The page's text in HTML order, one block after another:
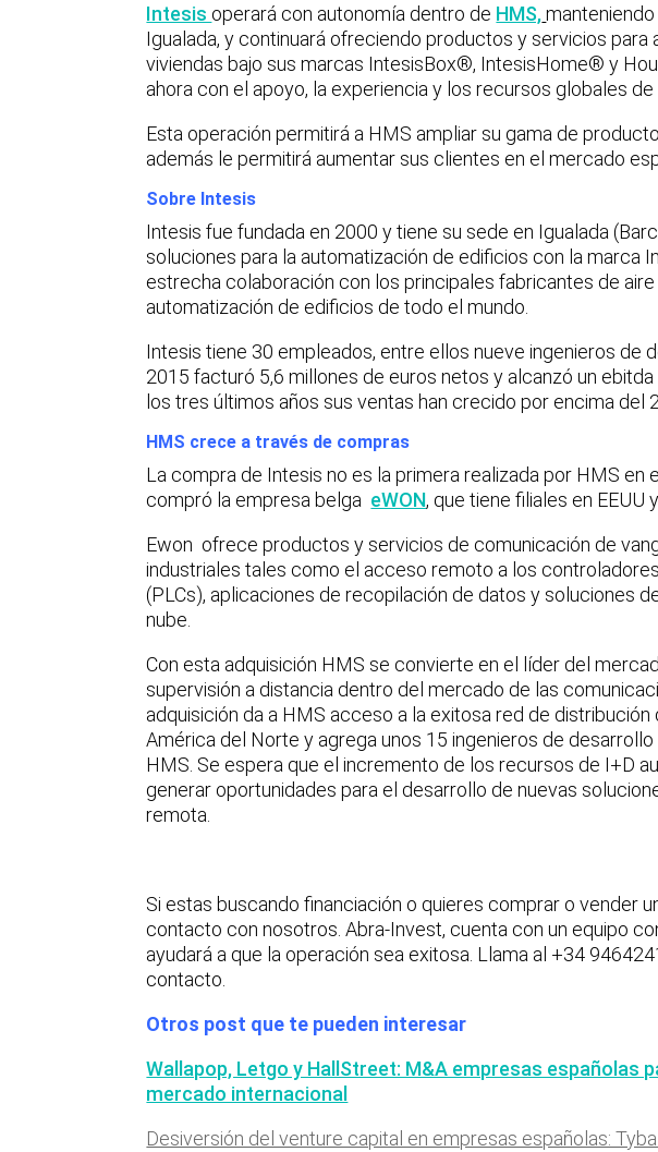
Intesis operará con autonomía dentro de HMS,
Igualada, y continuará ofreciendo productos y servicios
viviendas bajo sus marcas IntesisBox®, IntesisHome® y
ahora con el apoyo, la experiencia y los recursos globales de
Esta operación permitirá a HMS ampliar su gama de
además le permitirá aumentar sus clientes en el mercado
Sobre Intesis
Intesis fue fundada en 2000 y tiene su sede en Igualada
soluciones para la automatización de edificios con la marca
estrecha colaboración con los principales fabricantes de
automatización de edificios de todo el mundo.
Intesis tiene 30 empleados, entre ellos nueve ingenieros de
2015 facturó 5,6 millones de euros netos y alcanzó un ebitda
los tres últimos años sus ventas han crecido por encima del
HMS crece a través de compras
La compra de Intesis no es la primera realizada por HMS en
compró la empresa belga eWON, que tiene filiales en EEUU
Ewon ofrece productos y servicios de comunicación de
industriales tales como el acceso remoto a los
(PLCs), aplicaciones de recopilación de datos y soluciones
nube.
Con esta adquisición HMS se convierte en el líder del
supervisión a distancia dentro del mercado de las
adquisición da a HMS acceso a la exitosa red de distribución
América del Norte y agrega unos 15 ingenieros de
HMS. Se espera que el incremento de los recursos de I+D
generar oportunidades para el desarrollo de nuevas
remota.
Si estas buscando financiación o quieres comprar o vender
contacto con nosotros. Abra-Invest, cuenta con un equipo
ayudará a que la operación sea exitosa. Llama al +34
contacto.
Otros post que te pueden interesar
Wallapop, Letgo y HallStreet: M&A empresas españolas
mercado internacional
Desiversión del venture capital en empresas españolas: